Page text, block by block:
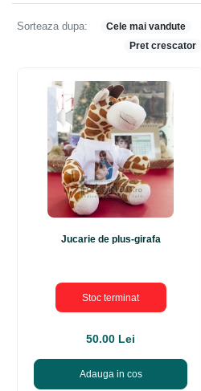
Sorteaza dupa: Cele mai vandute
Pret crescator
Jucarie de plus-girafa
Stoc terminat
50.00 Lei
Adauga in cos